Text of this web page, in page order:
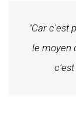
"Car c'est
le moyen
c'est